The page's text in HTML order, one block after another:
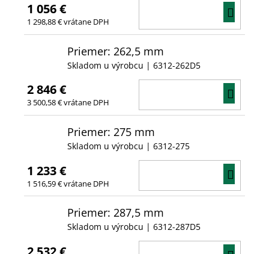
1 056 €
1 298,88 € vrátane DPH
Priemer: 262,5 mm
Skladom u výrobcu | 6312-262D5
2 846 €
3 500,58 € vrátane DPH
Priemer: 275 mm
Skladom u výrobcu | 6312-275
1 233 €
1 516,59 € vrátane DPH
Priemer: 287,5 mm
Skladom u výrobcu | 6312-287D5